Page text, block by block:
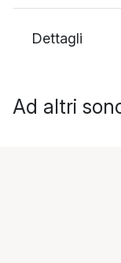
Dettagli
Ad altri